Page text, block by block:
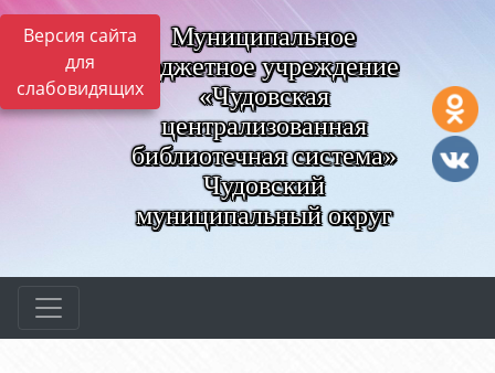
Версия сайта
для
слабовидящих
Муниципальное
бюджетное учреждение
«Чудовская
централизованная
библиотечная система»
Чудовский
муниципальный округ